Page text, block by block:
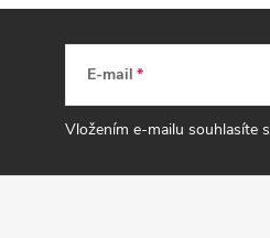
E-mail
Vložením e-mailu souhlasíte s